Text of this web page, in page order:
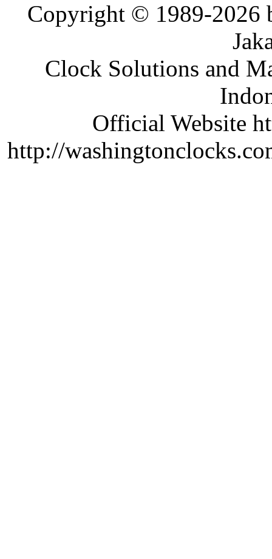
Copyright © 1989-2026
Clock Solutions and
Official Website
http://